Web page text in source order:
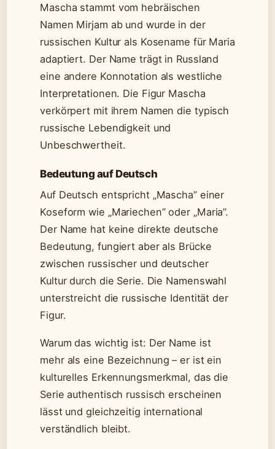
Mascha stammt vom hebräischen
Namen Mirjam ab und wurde in der
russischen Kultur als Kosename für Maria
adaptiert. Der Name trägt in Russland
eine andere Konnotation als westliche
Interpretationen. Die Figur Mascha
verkörpert mit ihrem Namen die typisch
russische Lebendigkeit und
Unbeschwertheit.
Bedeutung auf Deutsch
Auf Deutsch entspricht „Mascha” einer
Koseform wie „Mariechen” oder „Maria”.
Der Name hat keine direkte deutsche
Bedeutung, fungiert aber als Brücke
zwischen russischer und deutscher
Kultur durch die Serie. Die Namenswahl
unterstreicht die russische Identität der
Figur.
Warum das wichtig ist: Der Name ist
mehr als eine Bezeichnung – er ist ein
kulturelles Erkennungsmerkmal, das die
Serie authentisch russisch erscheinen
lässt und gleichzeitig international
verständlich bleibt.